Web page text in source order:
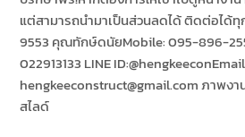
แต่สามารถนำมาเป็นส่วนลดได้ ติดต่อได้
9553 คุณทักษ์ดนัยMobile: 095-896-
022913133 LINE
hengkeeconstruct@gmail.com ภาพง
สไลด์